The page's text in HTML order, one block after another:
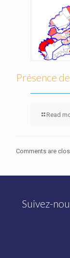
Présence
Read
Comments are
Suivez-